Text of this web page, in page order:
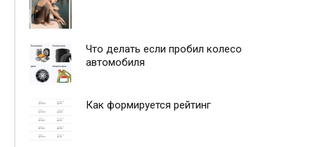
Что делать если пробил колесо
автомобиля
Как формируется рейтинг